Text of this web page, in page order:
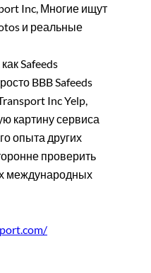
Inc, Многие ищут
и реальные
Safeeds
BBB Safeeds
Inc Yelp,
картину сервиса
опыта других
проверить
международных